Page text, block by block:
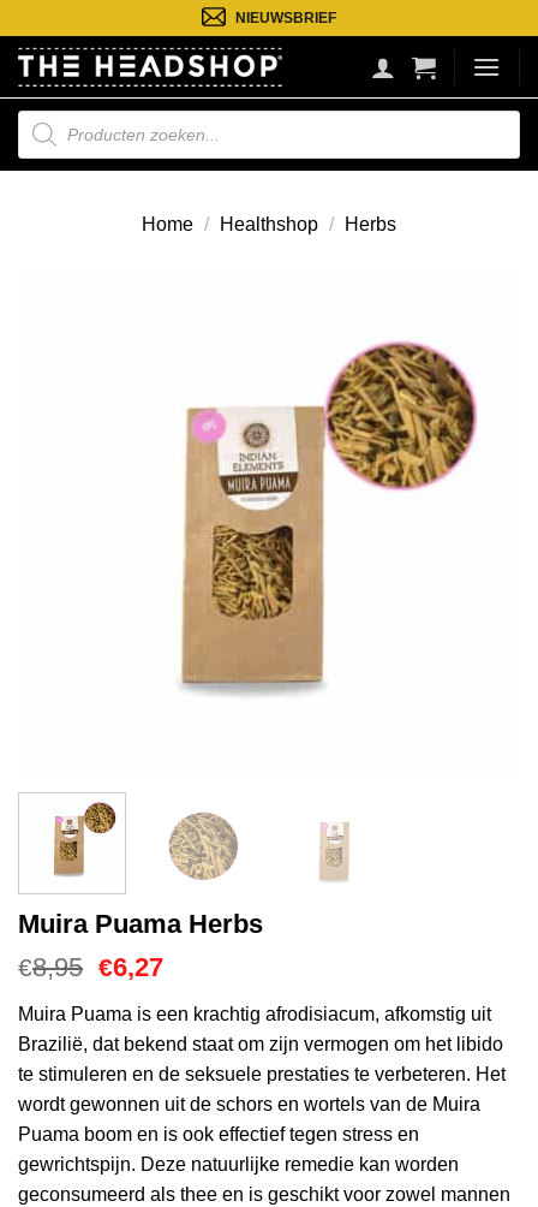
naar
inhoud
NIEUWSBRIEF
Producten
zoeken
Home / Healthshop / Herbs
Muira Puama Herbs
€8,95 Oorspronkelijke
was:
€8,95.
€6,27Huidige
is:
€6,27.
Muira Puama is een krachtig afrodisiacum, afkomstig uit
Brazilië, dat bekend staat om zijn vermogen om het libido
te stimuleren en de seksuele prestaties te verbeteren. Het
wordt gewonnen uit de schors en wortels van de Muira
Puama boom en is ook effectief tegen stress en
gewrichtspijn. Deze natuurlijke remedie kan worden
geconsumeerd als thee en is geschikt voor zowel mannen